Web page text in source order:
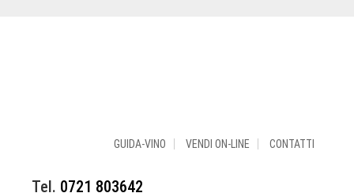
GUIDA-VINO VENDI ON-LINE CONTATTI
Tel. 0721 803642